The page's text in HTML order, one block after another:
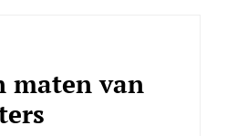
maten van